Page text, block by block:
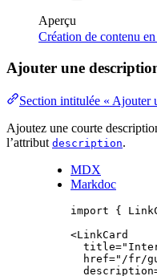
Aperçu
Création de contenu
Ajouter une
Section intitulée « Ajouter
Ajoutez une courte
l’attribut description.
MDX
Markdoc
import {
<LinkCard
title="
href=" /fr/
description